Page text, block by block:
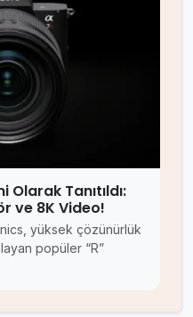
Olarak Tanıtıldı:
ve 8K Video!
yüksek çözünürlük
popüler “R”